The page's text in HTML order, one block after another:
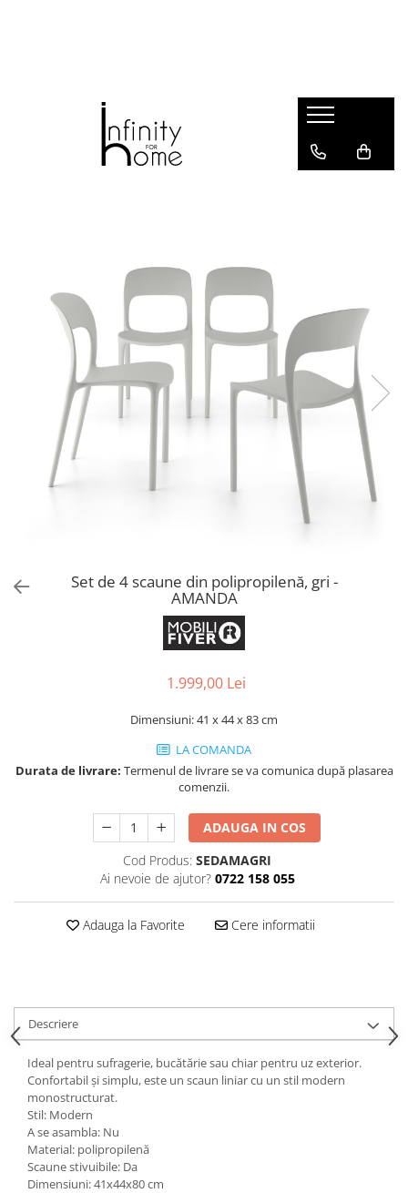
Biblioteci și rafturi
Masute auxiliare
Masute de cafea
Canapele
Mobila dormitor
Comode dormitor
Covoare dormitor
Console dormitor
Fotolii dormitor
Noptiere
Mobila dining
Mese
Suport Umbrele
Decoratiuni interioare
Accesorii decorative
Oglinzi
Rame foto
Corpuri de iluminat
Home Office
Designers' Choice
Set de 4 scaune din polipropilenă, gri -
AMANDA
1.999,00 Lei
Dimensiuni: 41 x 44 x 83 cm
LA COMANDA
Durata de livrare: Termenul de livrare se va comunica după plasarea
comenzii.
ADAUGA IN COS
Cod Produs: SEDAMAGRI
Ai nevoie de ajutor? 0722 158 055
Adauga la Favorite Cere informatii
Descriere
Ideal pentru sufragerie, bucătărie sau chiar pentru uz exterior.
Confortabil și simplu, este un scaun liniar cu un stil modern
monostructurat.
Stil: Modern
A se asambla: Nu
Material: polipropilenă
Scaune stivuibile: Da
Dimensiuni: 41x44x80 cm